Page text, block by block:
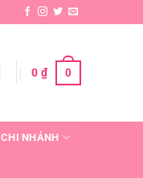
0₫ 0
CHI NHÁNH